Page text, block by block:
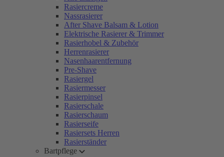
Rasiercreme
Nassrasierer
After Shave Balsam & Lotion
Elektrische Rasierer & Trimmer
Rasierhobel & Zubehör
Herrenrasierer
Nasenhaarentfernung
Pre-Shave
Rasiergel
Rasiermesser
Rasierpinsel
Rasierschale
Rasierschaum
Rasierseife
Rasiersets Herren
Rasierständer
Bartpflege